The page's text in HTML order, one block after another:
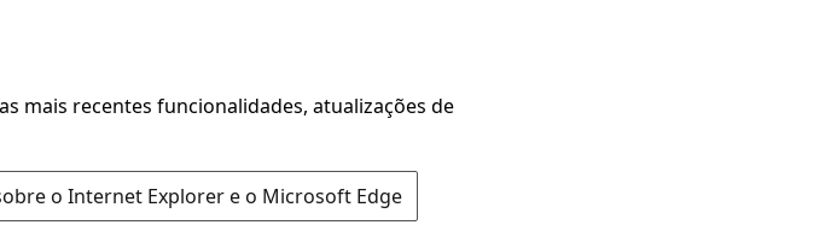
mais recentes funcionalidades, atualizações de
o Internet Explorer e o Microsoft Edge